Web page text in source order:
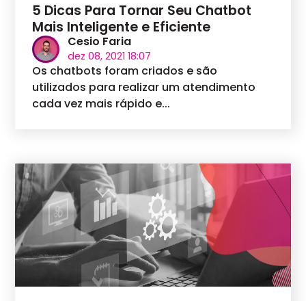
5 Dicas Para Tornar Seu Chatbot
Mais Inteligente e Eficiente
Cesio Faria
dez 08, 2021 18:07
Os chatbots foram criados e são
utilizados para realizar um atendimento
cada vez mais rápido e...